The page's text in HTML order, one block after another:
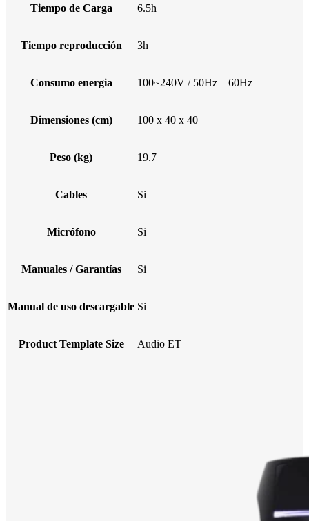
Tiempo de Carga 6.5h
Tiempo reproducción 3h
Consumo energia 100~240V / 50Hz – 60Hz
Dimensiones (cm) 100 x 40 x 40
Peso (kg) 19.7
Cables Si
Micrófono Si
Manuales / Garantías Si
Manual de uso descargable Si
Product Template Size Audio ET